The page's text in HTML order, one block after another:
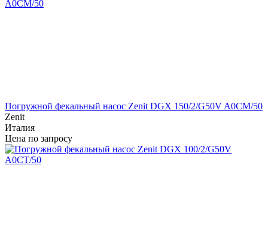
Погружной фекальный насос Zenit DGX 150/2/G50V A0CM/50
Zenit
Италия
Цена по запросу